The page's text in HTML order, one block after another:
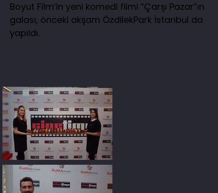
Boyut Film’in yeni komedi filmi “Çarşı Pazar”ın
galası, önceki akşam ÖzdilekPark İstanbul da
yapıldı.